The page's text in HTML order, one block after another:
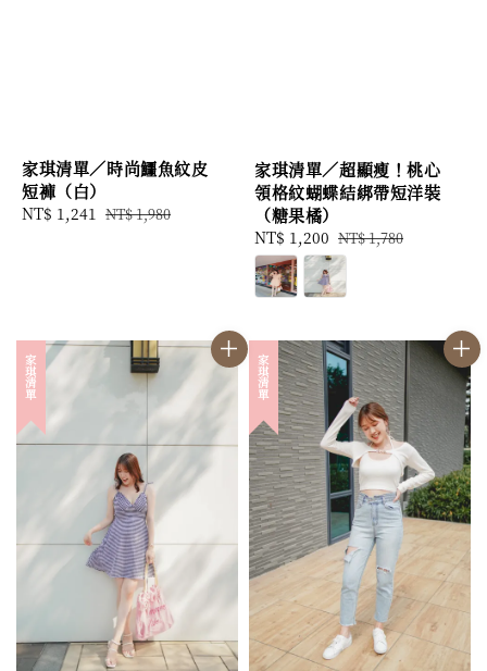
家琪清單／時尚鱷魚紋皮
短褲（白）
Sale
NT$ 1,241 Regular
NT$ 1,980
家琪清單／超顯瘦！桃心
領格紋蝴蝶結綁帶短洋裝
（糖果橘）
Sale
price
NT$ 1,200 Regular
price
NT$ 1,780
家琪清單 家琪清單